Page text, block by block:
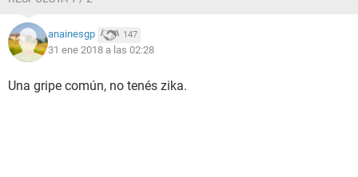
anainesgp 147
31 ene 2018 a las 02:28
Una gripe común, no tenés zika.